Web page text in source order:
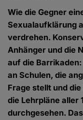
Wie die Gegner
Sexualaufklärung
verdrehen.
Anhänger und die
auf die
an Schulen, die
Frage stellt und
die Lehrpläne aller
durchgesehen.